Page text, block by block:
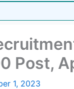
Post,
1, 2023